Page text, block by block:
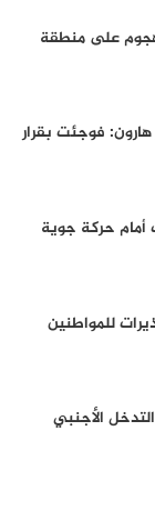
بهجوم على منطقة
هارون: فوجئت بقرار
أمام حركة جوية
للمواطنين
الأجنبي